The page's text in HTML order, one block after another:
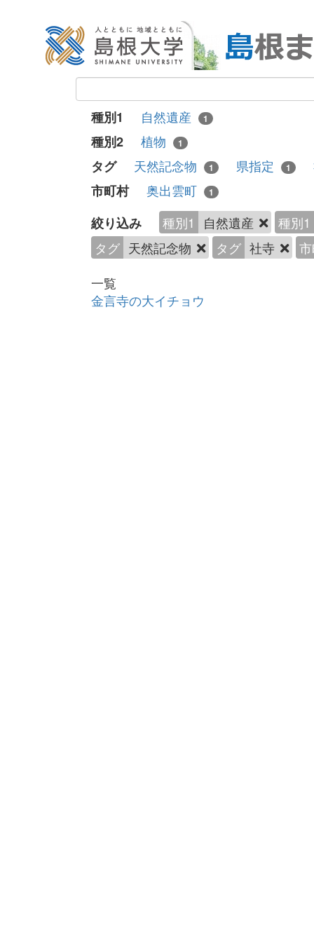
種別1 自然遺産 1
種別2 植物 1
タグ 天然記念物 1 県指定 1
市町村
奥出雲町 1
絞り込み 種別1 自然遺産
種別1
タグ 天然記念物 タグ 社寺
一覧
金言寺の大イチョウ